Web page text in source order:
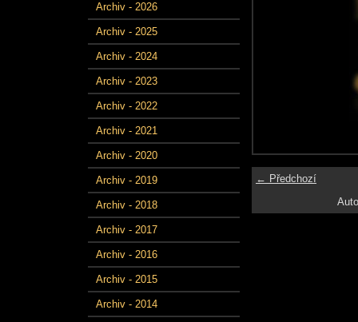
Archiv - 2026
Archiv - 2025
Archiv - 2024
Archiv - 2023
Archiv - 2022
Archiv - 2021
Archiv - 2020
Archiv - 2019
Archiv - 2018
Archiv - 2017
Archiv - 2016
Archiv - 2015
Archiv - 2014
← Předchozí